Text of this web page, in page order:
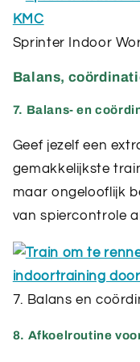
Sprinter Indoor
Balans,
7. Balans- en
Geef jezelf een
gemakkelijkste
maar ongelooflijk
van spiercontrole
7. Balans en
8. Afkoelroutine